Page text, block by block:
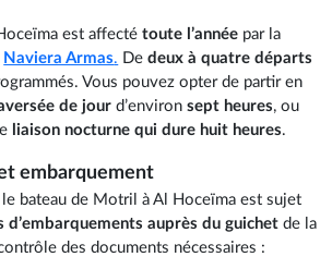
est affectétoute l’année par la
Naviera Armas. Dedeux à quatre départs
Vous pouvez opter de partir en
de jour d’environsept heures, ou
liaison nocturne qui dure huit heures.
embarquement
le bateau de Motril à Al Hoceïma est sujet
auprès du guichet de la
des documents nécessaires :